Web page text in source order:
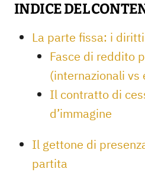
INDICE DEL
La parte fissa: i
Fasce di reddito
(internazionali vs
Il contratto di
d’immagine
Il gettone di
partita